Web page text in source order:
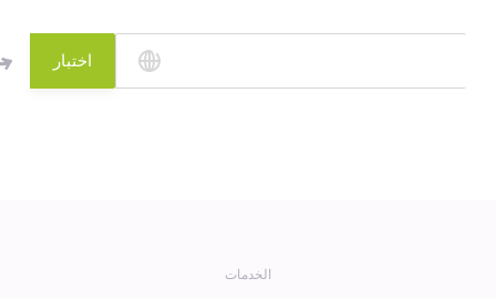
التشغيل
اختبار
الخدمات